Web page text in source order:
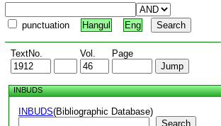
punctuation Hangul Eng
TextNo. Vol. Page
INBUDS
INBUDS(Bibliographic Database)
Search